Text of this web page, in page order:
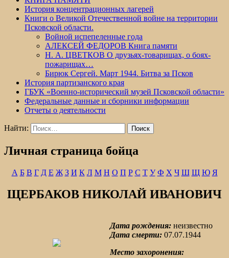
История концентрационных лагерей
Книги о Великой Отечественной войне на территории
Псковской области.
Войной испепеленные года
АЛЕКСЕЙ ФЕДОРОВ Книга памяти
Н. А. ЦВЕТКОВ О друзьях-товарищах, о боях-
пожарищах…
Бирюк Сергей. Март 1944. Битва за Псков
История партизанского края
ГБУК «Военно-исторический музей Псковской области»
Федеральные данные и сборники информации
Отчеты о деятельности
Найти:
Личная страница бойца
А Б В Г Д Е Ж З И К Л М Н О П Р С Т У Ф Х Ч Ш Щ Ю Я
ЩЕРБАКОВ НИКОЛАЙ ИВАНОВИЧ
Дата рождения: неизвестно
Дата смерти: 07.07.1944
Место захоронения: